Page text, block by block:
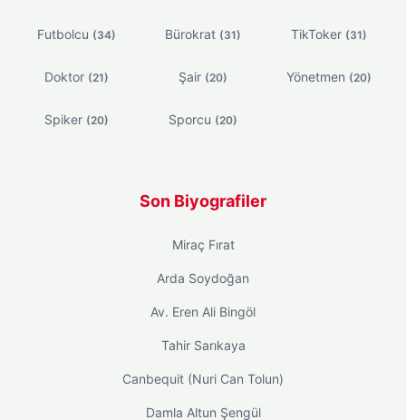
Futbolcu (34) Bürokrat (31) TikToker (31)
Doktor (21) Şair (20) Yönetmen (20)
Spiker (20) Sporcu (20)
Son Biyografiler
Miraç Fırat
Arda Soydoğan
Av. Eren Ali Bingöl
Tahir Sarıkaya
Canbequit (Nuri Can Tolun)
Damla Altun Şengül